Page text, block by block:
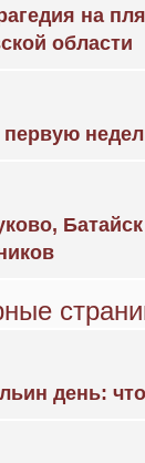
на
области
день: